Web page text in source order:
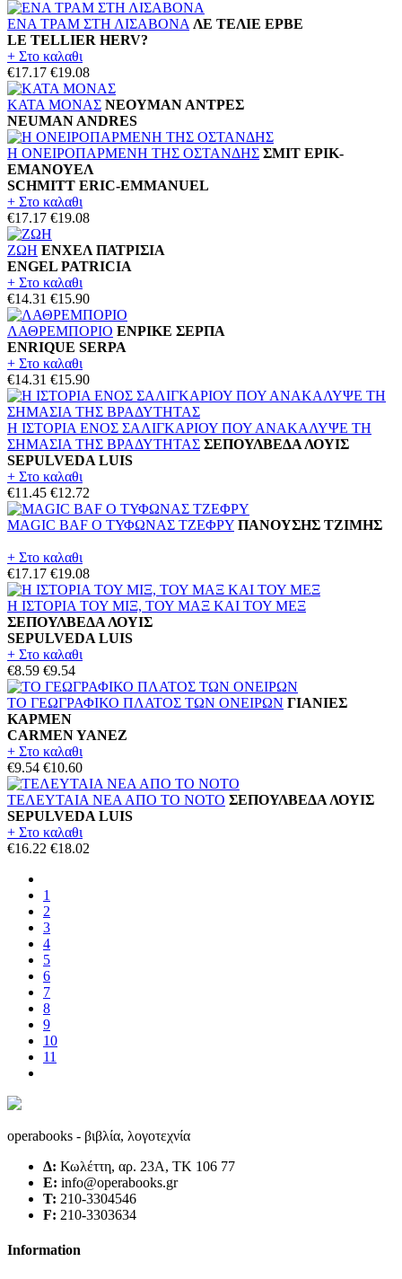
ΕΝΑ ΤΡΑΜ ΣΤΗ ΛΙΣΑΒΟΝΑ ΛΕ ΤΕΛΙΕ ΕΡΒΕ
LE TELLIER HERV?
+ Στο καλαθι
€17.17 €19.08
ΚΑΤΑ ΜΟΝΑΣ ΝΕΟΥΜΑΝ ΑΝΤΡΕΣ
NEUMAN ANDRES
Η ΟΝΕΙΡΟΠΑΡΜΕΝΗ ΤΗΣ ΟΣΤΑΝΔΗΣ ΣΜΙΤ ΕΡΙΚ-
ΕΜΑΝΟΥΕΛ
SCHMITT ERIC-EMMANUEL
+ Στο καλαθι
€17.17 €19.08
ΖΩΗ ΕΝΧΕΛ ΠΑΤΡΙΣΙΑ
ENGEL PATRICIA
+ Στο καλαθι
€14.31 €15.90
ΛΑΘΡΕΜΠΟΡΙΟ ΕΝΡΙΚΕ ΣΕΡΠΑ
ENRIQUE SERPA
+ Στο καλαθι
€14.31 €15.90
Η ΙΣΤΟΡΙΑ ΕΝΟΣ ΣΑΛΙΓΚΑΡΙΟΥ ΠΟΥ ΑΝΑΚΑΛΥΨΕ ΤΗ
ΣΗΜΑΣΙΑ ΤΗΣ ΒΡΑΔΥΤΗΤΑΣ ΣΕΠΟΥΛΒΕΔΑ ΛΟΥΙΣ
SEPULVEDA LUIS
+ Στο καλαθι
€11.45 €12.72
MAGIC BAF Ο ΤΥΦΩΝΑΣ ΤΖΕΦΡΥ ΠΑΝΟΥΣΗΣ ΤΖΙΜΗΣ
+ Στο καλαθι
€17.17 €19.08
Η ΙΣΤΟΡΙΑ ΤΟΥ ΜΙΞ, ΤΟΥ ΜΑΞ ΚΑΙ ΤΟΥ ΜΕΞ
ΣΕΠΟΥΛΒΕΔΑ ΛΟΥΙΣ
SEPULVEDA LUIS
+ Στο καλαθι
€8.59 €9.54
ΤΟ ΓΕΩΓΡΑΦΙΚΟ ΠΛΑΤΟΣ ΤΩΝ ΟΝΕΙΡΩΝ ΓΙΑΝΙΕΣ
ΚΑΡΜΕΝ
CARMEN YANEZ
+ Στο καλαθι
€9.54 €10.60
ΤΕΛΕΥΤΑΙΑ ΝΕΑ ΑΠΟ ΤΟ ΝΟΤΟ ΣΕΠΟΥΛΒΕΔΑ ΛΟΥΙΣ
SEPULVEDA LUIS
+ Στο καλαθι
€16.22 €18.02
1
2
3
4
5
6
7
8
9
10
11
operabooks - βιβλία, λογοτεχνία
Δ: Κωλέττη, αρ. 23Α, ΤΚ 106 77
E: info@operabooks.gr
Τ: 210-3304546
F: 210-3303634
Information